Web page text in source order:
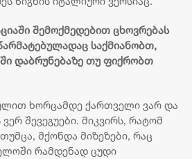
შემოქმედებით ცხოვრებას
საქმიანობთ,
დაბრუნებაზე თუ ფიქრობთ
ხორცამდე ქართველი ვარ და
შევეგუები. მიკვირს, რატომ
მქონდა მიზეზები, რაც
რამდენად ცუდი